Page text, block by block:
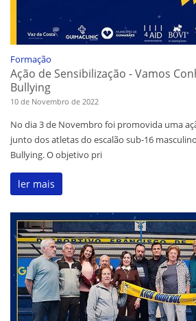
Formação
Ação de Sensibilização - Vamos
Bullying
10 de Novembro de 2022
No dia 3 de Novembro foi promovida uma
junto dos atletas do escalão sub-16
Bullying. O objetivo pri
ler mais